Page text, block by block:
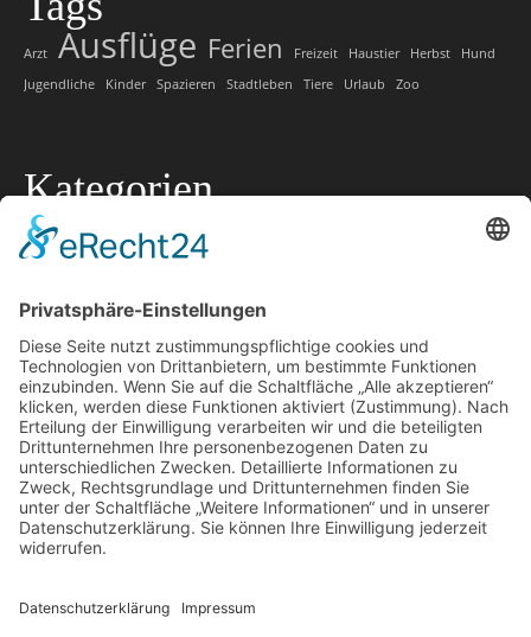
Arzt Ausflüge Ferien Freizeit Haustier Herbst
Hund
Jugendliche
Kinder Spazieren Stadtleben Tiere Urlaub Zoo
Kategorien
Allgemein
Lokale Tipps
Marketing
Offtopic
Technik